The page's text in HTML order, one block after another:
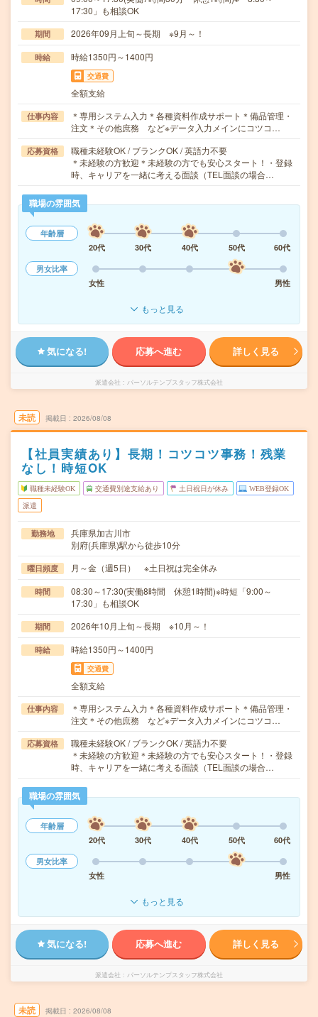
17:30」も相談OK
期間 2026年09月上旬～長期 ※9月～！
時給 時給1350円～1400円
交通費
全額支給
仕事内容
＊専用システム入力＊各種資料作成サポート＊備品管理・
注文＊その他庶務 など※データ入力メインにコツコ…
応募資格
職種未経験OK / ブランクOK / 英語力不要
＊未経験の方歓迎＊未経験の方でも安心スタート！・登録
時、キャリアを一緒に考える面談（TEL面談の場合…
職場の雰囲気
年齢層
20代
30代 40代 50代
60代
男女比率
女性
男性
もっと見る
気になる! 応募へ進む 詳しく見る
派遣会社 パーソルテンプスタッフ株式会社
未読 掲載日 2026/08/08
【社員実績あり】長期！コツコツ事務！残業
なし！時短OK
職種未経験OK 交通費別途支給あり 土日祝日が休み WEB登録OK
派遣
勤務地
兵庫県加古川市
別府(兵庫県)駅から徒歩10分
曜日頻度 月～金（週5日） ※土日祝は完全休み
時間
08:30～17:30(実働8時間 休憩1時間)※時短「9:00～
17:30」も相談OK
期間 2026年10月上旬～長期 ※10月～！
時給 時給1350円～1400円
交通費
全額支給
仕事内容
＊専用システム入力＊各種資料作成サポート＊備品管理・
注文＊その他庶務 など※データ入力メインにコツコ…
応募資格
職種未経験OK / ブランクOK / 英語力不要
＊未経験の方歓迎＊未経験の方でも安心スタート！・登録
時、キャリアを一緒に考える面談（TEL面談の場合…
職場の雰囲気
年齢層
20代
30代 40代 50代
60代
男女比率
女性
男性
もっと見る
気になる! 応募へ進む 詳しく見る
派遣会社 パーソルテンプスタッフ株式会社
未読 掲載日 2026/08/08